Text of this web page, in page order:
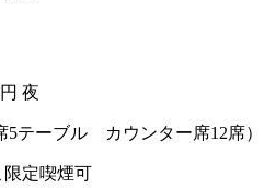
夜
5テーブル カウンター席12席）
定喫煙可